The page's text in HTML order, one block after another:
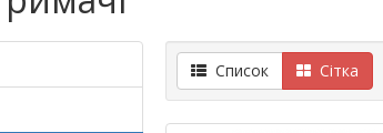
Список Сітка